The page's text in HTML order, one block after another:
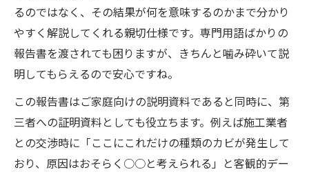
るのではなく、その結果が何を意味するのかまで分かり
やすく解説してくれる親切仕様です。専門用語ばかりの
報告書を渡されても困りますが、きちんと噛み砕いて説
明してもらえるので安心ですね。
この報告書はご家庭向けの説明資料であると同時に、第
三者への証明資料としても役立ちます。例えば施工業者
との交渉時に「ここにこれだけの種類のカビが発生して
おり、原因はおそらく○○と考えられる」と客観的デー